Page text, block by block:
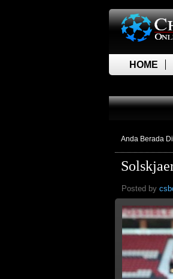
HOME
Anda Berada
Posted by